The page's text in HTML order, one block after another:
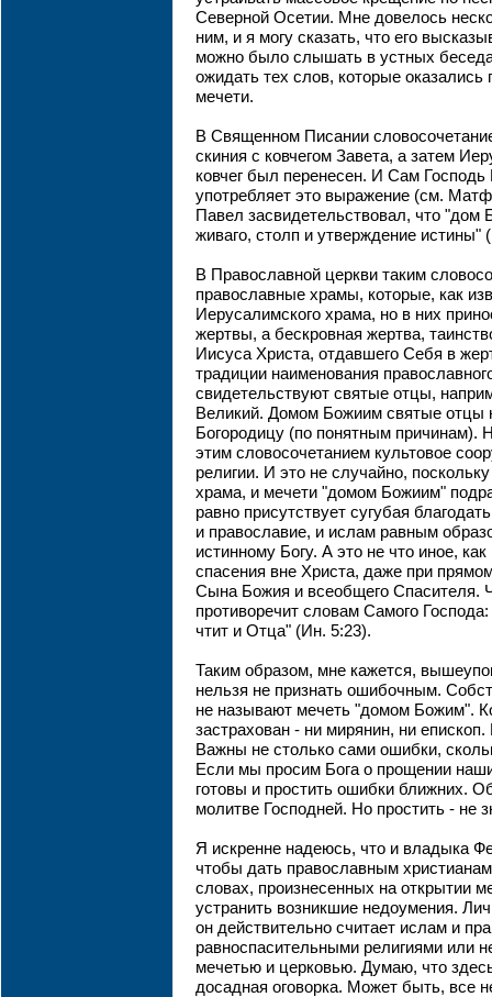
Северной Осетии. Мне довелось
ним, и я могу сказать, что его
можно было слышать в устных
ожидать тех слов, которые оказались
мечети.
В Священном Писании
скиния с ковчегом Завета, а затем
ковчег был перенесен. И Сам
употребляет это выражение (см.
Павел засвидетельствовал, что "дом
живаго, столп и утверждение истины"
В Православной церкви таким
православные храмы, которые, как
Иерусалимского храма, но в них
жертвы, а бескровная жертва,
Иисуса Христа, отдавшего Себя в
традиции наименования
свидетельствуют святые отцы,
Великий. Домом Божиим святые отцы
Богородицу (по понятным причинам).
этим словосочетанием культовое
религии. И это не случайно,
храма, и мечети "домом Божиим"
равно присутствует сугубая
и православие, и ислам равным
истинному Богу. А это не что иное,
спасения вне Христа, даже при
Сына Божия и всеобщего Спасителя.
противоречит словам Самого
чтит и Отца" (Ин. 5:23).
Таким образом, мне кажется,
нельзя не признать ошибочным.
не называют мечеть "домом Божим".
застрахован - ни мирянин, ни
Важны не столько сами ошибки,
Если мы просим Бога о прощении
готовы и простить ошибки ближних.
молитве Господней. Но простить - не
Я искренне надеюсь, что и владыка
чтобы дать православным
словах, произнесенных на открытии
устранить возникшие недоумения.
он действительно считает ислам и
равноспасительными религиями или
мечетью и церковью. Думаю, что
досадная оговорка. Может быть, все